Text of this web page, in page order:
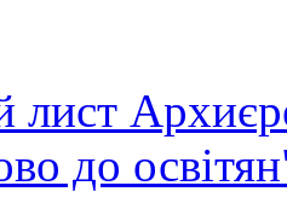
лист
до